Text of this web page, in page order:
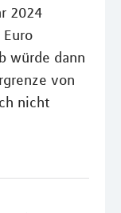
2024
würde dann
von
nicht